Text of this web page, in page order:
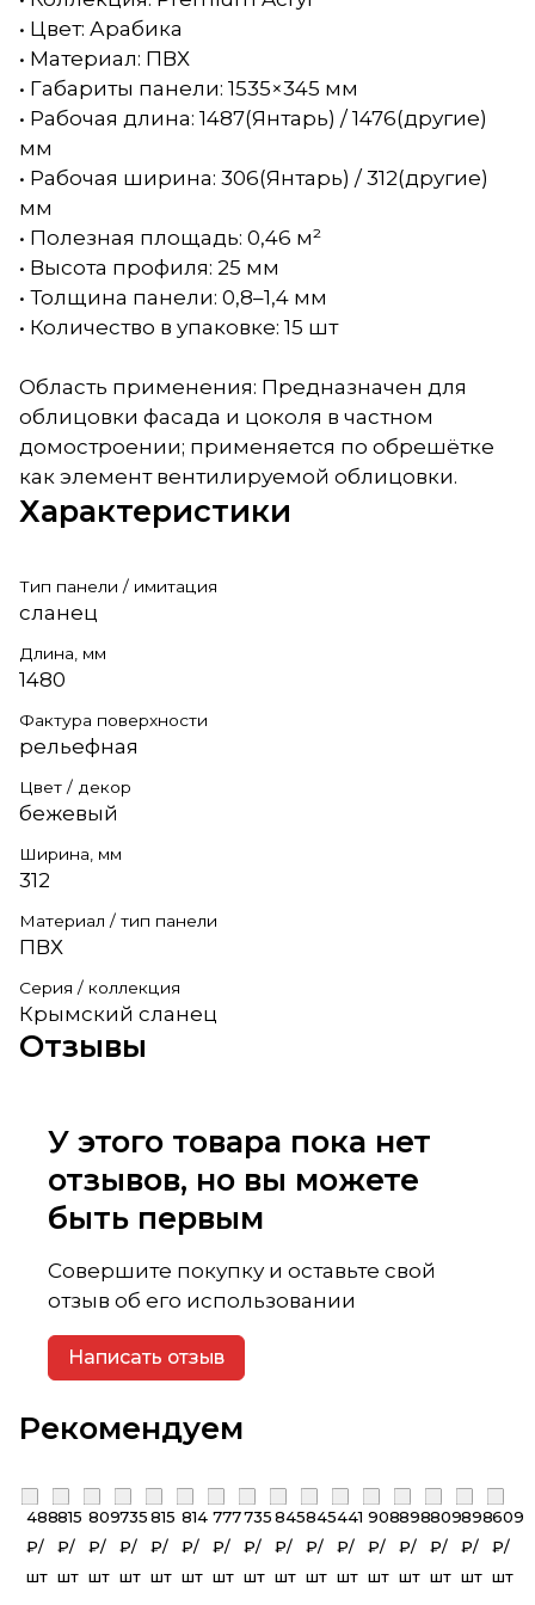
• Цвет: Арабика
• Материал: ПВХ
• Габариты панели: 1535×345 мм
• Рабочая длина: 1487(Янтарь) / 1476(другие)
мм
• Рабочая ширина: 306(Янтарь) / 312(другие)
мм
• Полезная площадь: 0,46 м²
• Высота профиля: 25 мм
• Толщина панели: 0,8–1,4 мм
• Количество в упаковке: 15 шт
Область применения: Предназначен для
облицовки фасада и цоколя в частном
домостроении; применяется по обрешётке
как элемент вентилируемой облицовки.
Характеристики
Тип панели / имитация
сланец
Длина, мм
1480
Фактура поверхности
рельефная
Цвет / декор
бежевый
Ширина, мм
312
Материал / тип панели
ПВХ
Серия / коллекция
Крымский сланец
Отзывы
У этого товара пока нет
отзывов, но вы можете
быть первым
Совершите покупку и оставьте свой
отзыв об его использовании
Написать отзыв
Рекомендуем
488
₽/
шт
815
₽/
шт
809
₽/
шт
735
₽/
шт
815
₽/
шт
814
₽/
шт
777
₽/
шт
735
₽/
шт
845
₽/
шт
845
₽/
шт
441
₽/
шт
908
₽/
шт
898
₽/
шт
809
₽/
шт
898
₽/
шт
609
₽/
шт